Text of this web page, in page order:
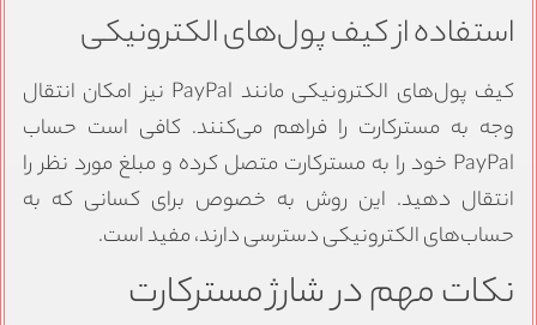
استفاده از کیف پول‌های الکترونیکی
کیف پول‌های الکترونیکی مانند PayPal نیز امکان انتقال
وجه به مسترکارت را فراهم می‌کنند. کافی است حساب
PayPal خود را به مسترکارت متصل کرده و مبلغ مورد نظر را
انتقال دهید. این روش به خصوص برای کسانی که به
حساب‌های الکترونیکی دسترسی دارند، مفید است.
نکات مهم در شارژ مسترکارت